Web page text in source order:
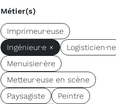
Métier(s)
Imprimeur·euse
Ingénieur·e ×
Logisticien·ne
Menuisier·ère
Metteur·euse en scène
Paysagiste
Peintre